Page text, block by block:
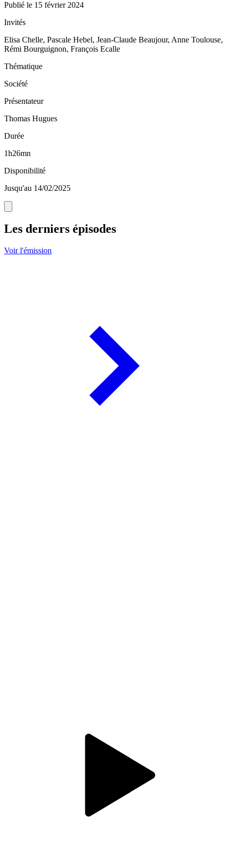
Publié le 15 février 2024
Invités
Elisa Chelle, Pascale Hebel, Jean-Claude Beaujour, Anne Toulouse,
Rémi Bourguignon, François Ecalle
Thématique
Société
Présentateur
Thomas Hugues
Durée
1h26mn
Disponibilité
Jusqu'au 14/02/2025
Les derniers épisodes
Voir l'émission